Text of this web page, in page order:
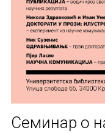
Семинар о